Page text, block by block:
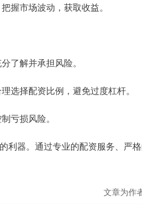
握市场波动，获取收益。
了解并承担风险。
选择配资比例，避免过度杠杆。
亏损风险。
利器。通过专业的配资服务、严
文章为作